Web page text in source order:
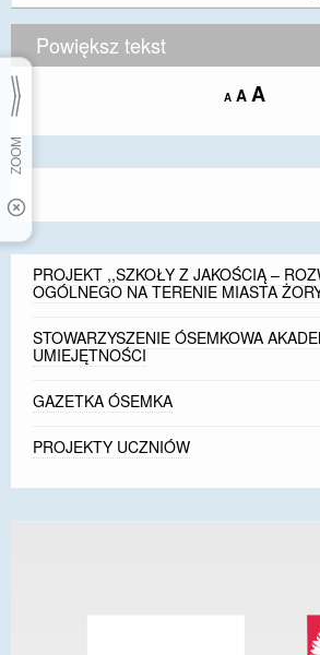
Powiększ tekst
A Decrease
size.
A Reset
size.
A
size.
PROJEKT ,,SZKOŁY Z JAKOŚCIĄ –
OGÓLNEGO NA TERENIE MIASTA
STOWARZYSZENIE ÓSEMKOWA
UMIEJĘTNOŚCI
GAZETKA ÓSEMKA
PROJEKTY UCZNIÓW